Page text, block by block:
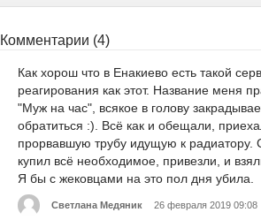
Комментарии (4)
Как хорош что в Енакиево есть такой
реагирования как этот. Название меня
"Муж на час", всякое в голову
обратиться :). Всё как и обещали,
прорвавшую трубу идущую к радиатору.
купил всё необходимое, привезли, и
Я бы с жековцами на это пол дня убила.
Светлана Медяник 26 февраля 2019 09:08